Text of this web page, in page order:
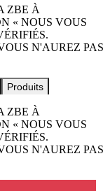
ZBE À
« NOUS VOUS
N'AUREZ PAS
Produits
ZBE À
« NOUS VOUS
N'AUREZ PAS